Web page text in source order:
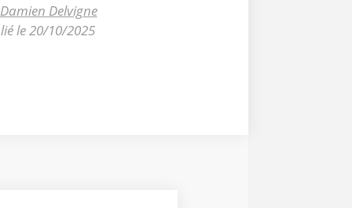
Damien Delvigne
le 20/10/2025